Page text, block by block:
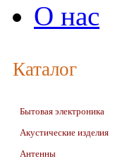
О нас
Каталог
Бытовая электроника
Акустические изделия
Антенны